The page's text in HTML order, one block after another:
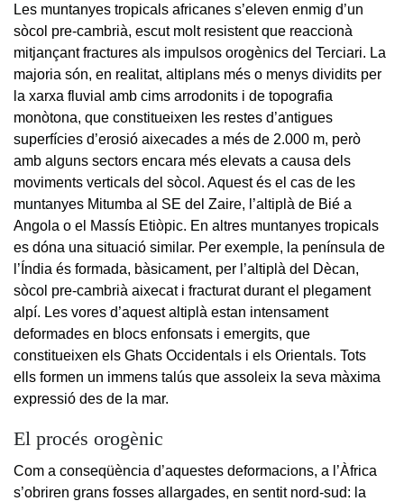
Les muntanyes tropicals africanes s’eleven enmig d’un
sòcol pre-cambrià, escut molt resistent que reaccionà
mitjançant fractures als impulsos orogènics del Terciari. La
majoria són, en realitat, altiplans més o menys dividits per
la xarxa fluvial amb cims arrodonits i de topografia
monòtona, que constitueixen les restes d’antigues
superfícies d’erosió aixecades a més de 2.000 m, però
amb alguns sectors encara més elevats a causa dels
moviments verticals del sòcol. Aquest és el cas de les
muntanyes Mitumba al SE del Zaire, l’altiplà de Bié a
Angola o el Massís Etiòpic. En altres muntanyes tropicals
es dóna una situació similar. Per exemple, la península de
l’Índia és formada, bàsicament, per l’altiplà del Dècan,
sòcol pre-cambrià aixecat i fracturat durant el plegament
alpí. Les vores d’aquest altiplà estan intensament
deformades en blocs enfonsats i emergits, que
constitueixen els Ghats Occidentals i els Orientals. Tots
ells formen un immens talús que assoleix la seva màxima
expressió des de la mar.
El procés orogènic
Com a conseqüència d’aquestes deformacions, a l’Àfrica
s’obriren grans fosses allargades, en sentit nord-sud: la